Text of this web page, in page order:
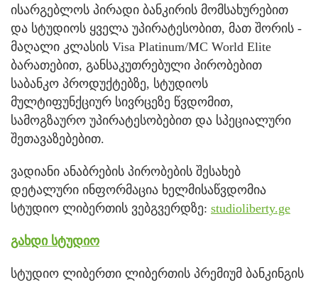
ისარგებლოს პირადი ბანკირის მომსახურებით
და სტუდიოს ყველა უპირატესობით, მათ შორის -
მაღალი კლასის Visa Platinum/MC World Elite
ბარათებით, განსაკუთრებული პირობებით
საბანკო პროდუქტებზე, სტუდიოს
მულტიფუნქციურ სივრცეზე წვდომით,
სამოგზაურო უპირატესობებით და სპეციალური
შეთავაზებებით.
ვადიანი ანაბრების პირობების შესახებ
დეტალური ინფორმაცია ხელმისაწვდომია
სტუდიო ლიბერთის ვებგვერდზე: studioliberty.ge
გახდი სტუდიო
სტუდიო ლიბერთი ლიბერთის პრემიუმ ბანკინგის